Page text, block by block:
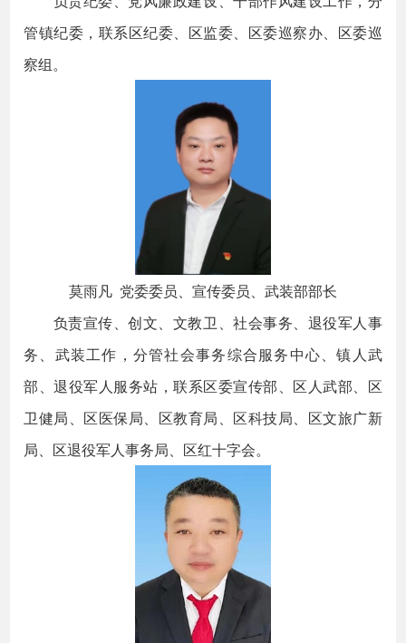
管镇纪委，联系区纪委、区监委、区委巡察办、区委巡
察组。
莫雨凡 党委委员、宣传委员、武装部部长
负责宣传、创文、文教卫、社会事务、退役军人事
务、武装工作，分管社会事务综合服务中心、镇人武
部、退役军人服务站，联系区委宣传部、区人武部、区
卫健局、区医保局、区教育局、区科技局、区文旅广新
局、区退役军人事务局、区红十字会。